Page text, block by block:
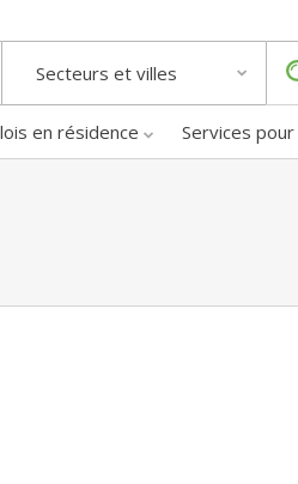
Secteurs et villes
en résidence Services